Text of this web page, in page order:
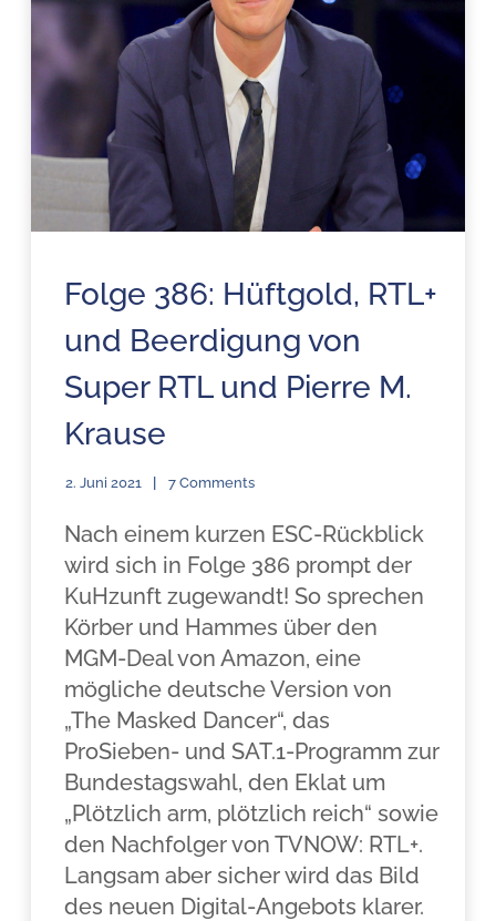
Folge 386: Hüftgold, RTL+
und Beerdigung von
Super RTL und Pierre M.
Krause
2. Juni 2021 7 Comments
Nach einem kurzen ESC-Rückblick
wird sich in Folge 386 prompt der
KuHzunft zugewandt! So sprechen
Körber und Hammes über den
MGM-Deal von Amazon, eine
mögliche deutsche Version von
„The Masked Dancer“, das
ProSieben- und SAT.1-Programm zur
Bundestagswahl, den Eklat um
„Plötzlich arm, plötzlich reich“ sowie
den Nachfolger von TVNOW: RTL+.
Langsam aber sicher wird das Bild
des neuen Digital-Angebots klarer.